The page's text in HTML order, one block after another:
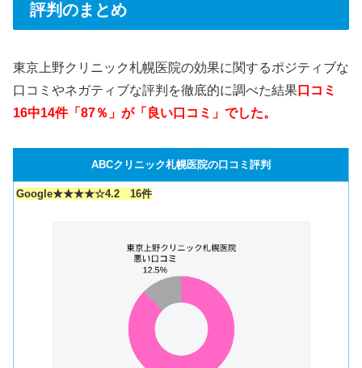
評判のまとめ
東京上野クリニック札幌医院の効果に関するポジティブな
口コミやネガティブな評判を徹底的に調べた結果口コミ
16中14件「87％」が「良い口コミ」でした。
ABCクリニック札幌医院の口コミ評判
Google★★★★☆4.2 16件